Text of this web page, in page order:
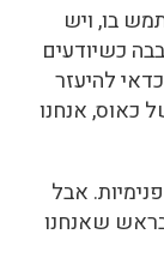
בו, ויש
כשיודעים
להיעזר
כאוס, אנחנו
אבל
שאנחנו